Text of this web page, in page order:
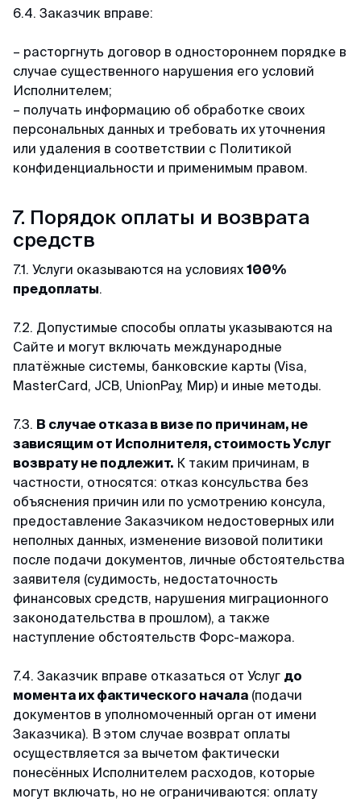
6.4. Заказчик вправе:
– расторгнуть договор в одностороннем порядке в
случае существенного нарушения его условий
Исполнителем;
– получать информацию об обработке своих
персональных данных и требовать их уточнения
или удаления в соответствии с Политикой
конфиденциальности и применимым правом.
7. Порядок оплаты и возврата
средств
7.1. Услуги оказываются на условиях 100%
предоплаты.
7.2. Допустимые способы оплаты указываются на
Сайте и могут включать международные
платёжные системы, банковские карты (Visa,
MasterCard, JCB, UnionPay, Мир) и иные методы.
7.3. В случае отказа в визе по причинам, не
зависящим от Исполнителя, стоимость Услуг
возврату не подлежит. К таким причинам, в
частности, относятся: отказ консульства без
объяснения причин или по усмотрению консула,
предоставление Заказчиком недостоверных или
неполных данных, изменение визовой политики
после подачи документов, личные обстоятельства
заявителя (судимость, недостаточность
финансовых средств, нарушения миграционного
законодательства в прошлом), а также
наступление обстоятельств Форс-мажора.
7.4. Заказчик вправе отказаться от Услуг до
момента их фактического начала (подачи
документов в уполномоченный орган от имени
Заказчика). В этом случае возврат оплаты
осуществляется за вычетом фактически
понесённых Исполнителем расходов, которые
могут включать, но не ограничиваются: оплату